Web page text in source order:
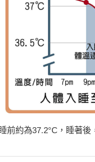
前約為37.2°C，睡著後